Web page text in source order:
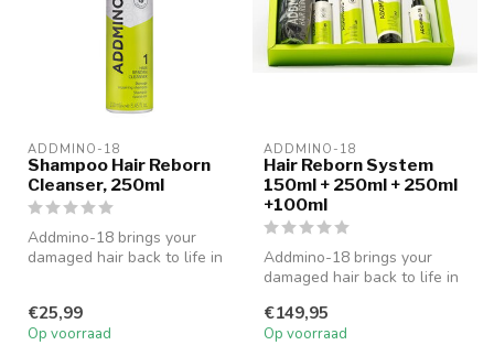
ADDMINO-18
Shampoo Hair Reborn
Cleanser, 250ml
Addmino-18 brings your
damaged hair back to life in
€25,99
Op voorraad
ADDMINO-18
Hair Reborn System
150ml + 250ml + 250ml
+100ml
Addmino-18 brings your
damaged hair back to life in
nieuwste...
€149,95
Op voorraad